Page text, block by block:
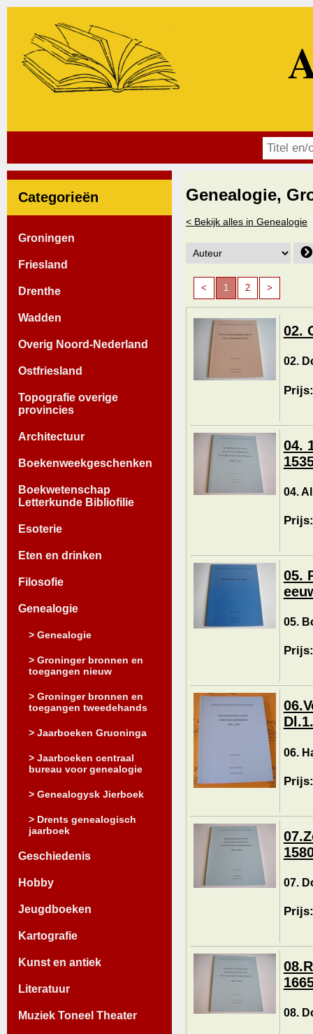
Categorieën
Groningen
Friesland
Drenthe
Wadden
Overig Noord-Nederland
Ostfriesland
Topografie overige
provincies
Architectuur
Boekenweekgeschenken
Boekwetenschap
Letterkunde Bibliofilie
Esoterie
Eten en drinken
Filosofie
Genealogie
> Genealogie
> Groninger bronnen en
toegangen nieuw
> Groninger bronnen en
toegangen tweedehands
> Jaarboeken Gruoninga
> Jaarboeken centraal
bureau voor genealogie
> Genealogysk Jierboek
> Drents genealogisch
jaarboek
Geschiedenis
Hobby
Jeugdboeken
Kartografie
Kunst en antiek
Literatuur
Muziek Toneel Theater
Genealogie,
< Bekijk alles in Genealogie
< 1 2 >
02.
02.
04.
04.
05.
05.
Dl.1.
06.
07.
08.